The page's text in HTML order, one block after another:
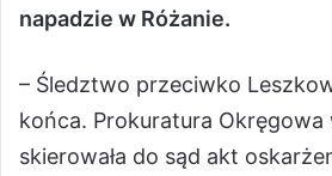
napadzie w Różanie.
– Śledztwo przeciwko
końca. Prokuratura Okręgowa
skierowała do sąd akt